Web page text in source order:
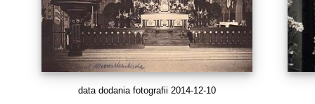
data dodania fotografii 2014-12-10